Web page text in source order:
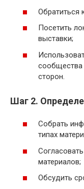
Обратиться
Посетить
выставки;
сообщества
сторон.
Шаг 2.
Собрать
типах
материалов;
Обсудить